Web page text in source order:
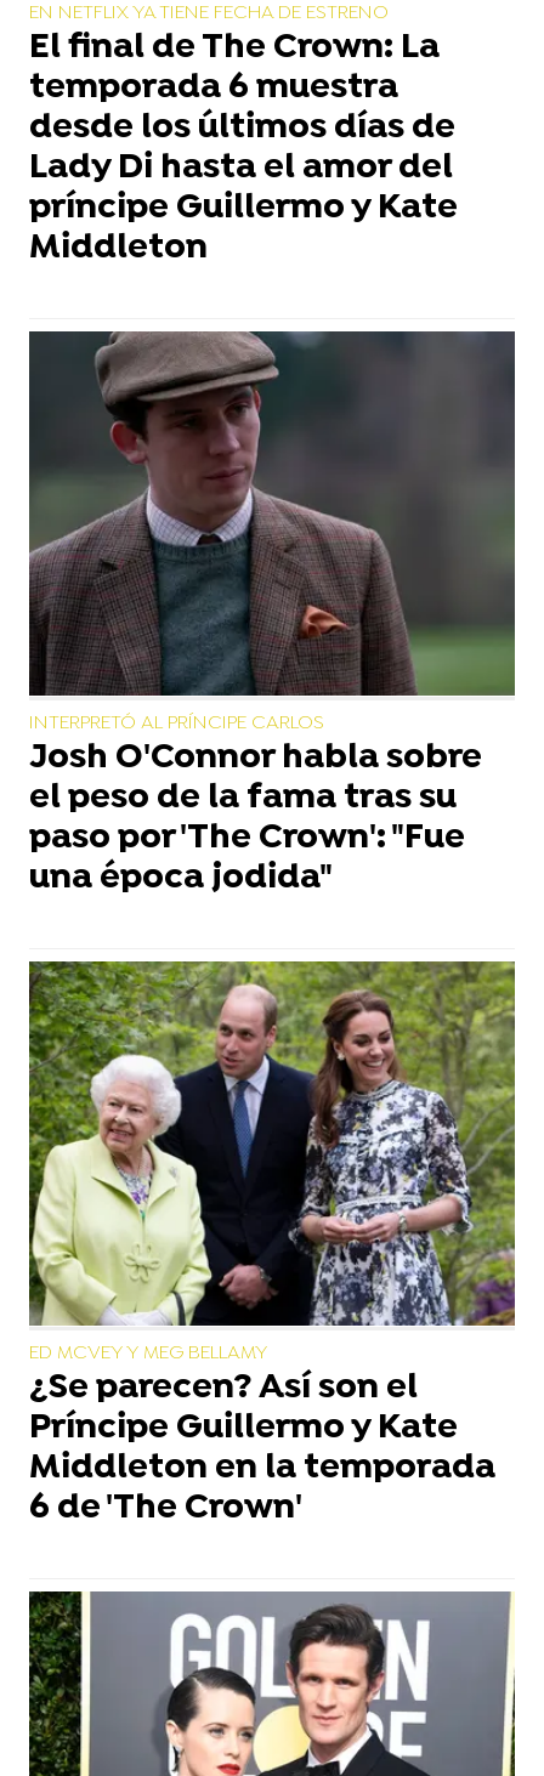
EN NETFLIX YA TIENE FECHA DE ESTRENO
El final de The Crown: La
temporada 6 muestra
desde los últimos días de
Lady Di hasta el amor del
príncipe Guillermo y Kate
Middleton
INTERPRETÓ AL PRÍNCIPE CARLOS
Josh O'Connor habla sobre
el peso de la fama tras su
paso por 'The Crown': "Fue
una época jodida"
ED MCVEY Y MEG BELLAMY
¿Se parecen? Así son el
Príncipe Guillermo y Kate
Middleton en la temporada
6 de 'The Crown'